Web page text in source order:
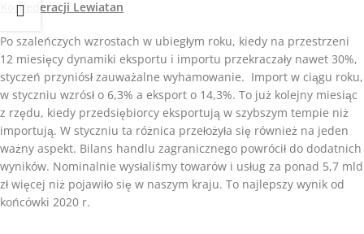
Konfederacji Lewiatan
Po szaleńczych wzrostach w ubiegłym roku, kiedy na przestrzeni
12 miesięcy dynamiki eksportu i importu przekraczały nawet 30%,
styczeń przyniósł zauważalne wyhamowanie. Import w ciągu roku,
w styczniu wzrósł o 6,3% a eksport o 14,3%. To już kolejny miesiąc
z rzędu, kiedy przedsiębiorcy eksportują w szybszym tempie niż
importują. W styczniu ta różnica przełożyła się również na jeden
ważny aspekt. Bilans handlu zagranicznego powrócił do dodatnich
wyników. Nominalnie wysłaliśmy towarów i usług za ponad 5,7 mld
zł więcej niż pojawiło się w naszym kraju. To najlepszy wynik od
końcówki 2020 r.